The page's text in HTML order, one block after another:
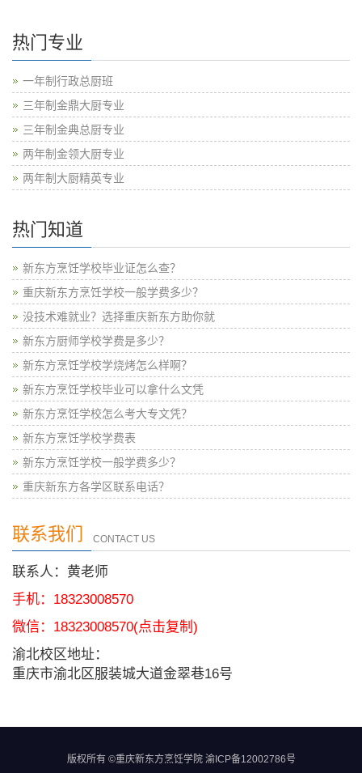
热门专业
一年制行政总厨班
三年制金鼎大厨专业
三年制金典总厨专业
两年制金领大厨专业
两年制大厨精英专业
热门知道
新东方烹饪学校毕业证怎么查？
重庆新东方烹饪学校一般学费多少？
没技术难就业？选择重庆新东方助你就
新东方厨师学校学费是多少？
新东方烹饪学校学烧烤怎么样啊？
新东方烹饪学校毕业可以拿什么文凭
新东方烹饪学校怎么考大专文凭？
新东方烹饪学校学费表
新东方烹饪学校一般学费多少？
重庆新东方各学区联系电话？
联系我们 CONTACT US
联系人：黄老师
手机：18323008570
微信： 18323008570(点击复制)
渝北校区地址：
重庆市渝北区服装城大道金翠巷16号
版权所有 ©重庆新东方烹饪学院 渝ICP备12002786号